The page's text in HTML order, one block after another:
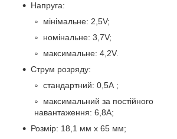
Напруга:
мінімальне: 2,5V;
номінальне: 3,7V;
максимальне: 4,2V.
Струм розряду:
стандартний: 0,5А ;
максимальний за постійного
навантаження: 6,8A;
Розмір: 18,1 мм х 65 мм;